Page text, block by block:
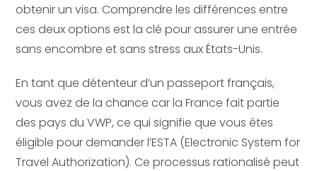
obtenir un visa. Comprendre les différences entre
ces deux options est la clé pour assurer une entrée
sans encombre et sans stress aux États-Unis.
En tant que détenteur d’un passeport français,
vous avez de la chance car la France fait partie
des pays du VWP, ce qui signifie que vous êtes
éligible pour demander l’ESTA (Electronic System for
Travel Authorization). Ce processus rationalisé peut